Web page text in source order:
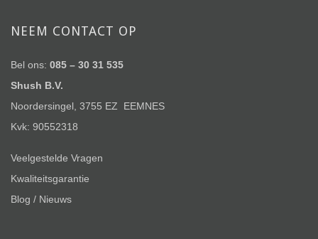
NEEM CONTACT OP
Bel ons: 085 – 30 31 535
Shush B.V.
Noordersingel, 3755 EZ EEMNES
Kvk: 90552318
Veelgestelde Vragen
Kwaliteitsgarantie
Blog / Nieuws